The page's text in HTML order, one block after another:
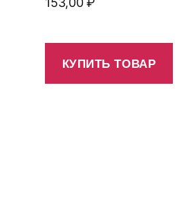
КУПИТЬ ТОВАР